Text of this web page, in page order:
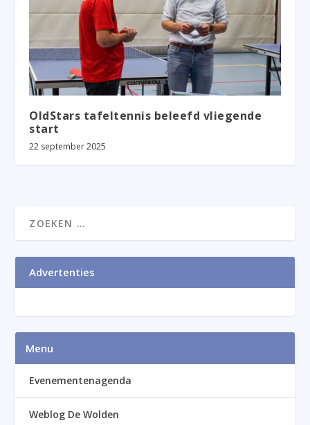
OldStars tafeltennis beleefd vliegende
start
22 september 2025
Advertenties
Menu
Evenementenagenda
Weblog De Wolden